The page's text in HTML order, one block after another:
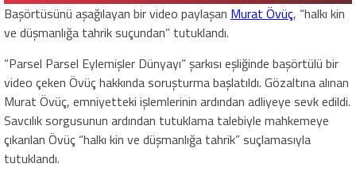
Başörtüsünü aşağılayan bir video paylaşan Murat Övüç, “halkı kin
ve düşmanlığa tahrik suçundan” tutuklandı.
“Parsel Parsel Eylemişler Dünyayı” şarkısı eşliğinde başörtülü bir
video çeken Övüç hakkında soruşturma başlatıldı. Gözaltına alınan
Murat Övüç, emniyetteki işlemlerinin ardından adliyeye sevk edildi.
Savcılık sorgusunun ardından tutuklama talebiyle mahkemeye
çıkarılan Övüç “halkı kin ve düşmanlığa tahrik” suçlamasıyla
tutuklandı.